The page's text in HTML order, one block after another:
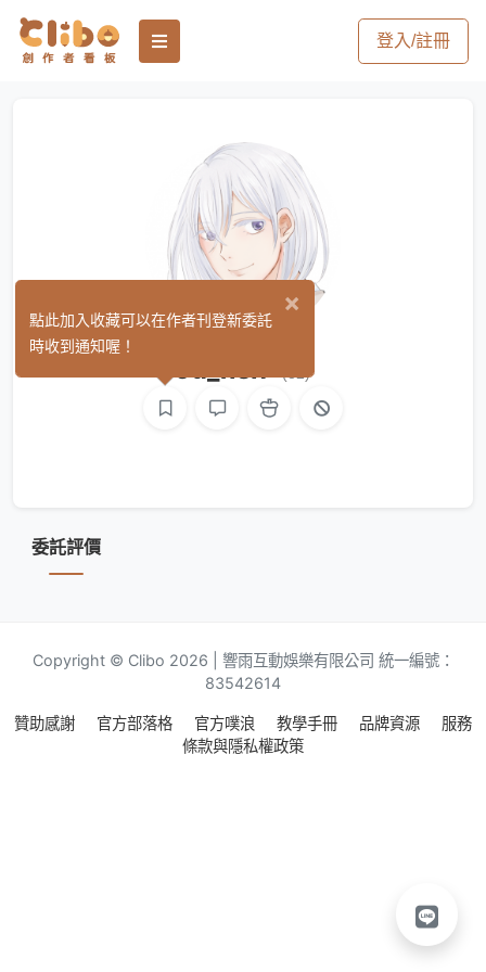
登入/註冊
Ju_fish (82)
委託評價
Copyright © Clibo 2026 | 響雨互動娛樂有限公司 統一編號：
83542614
贊助感謝 官方部落格 官方噗浪 教學手冊 品牌資源
服務
條款與隱私權政策
×
點此加入收藏可以在作者刊登新委託
時收到通知喔！